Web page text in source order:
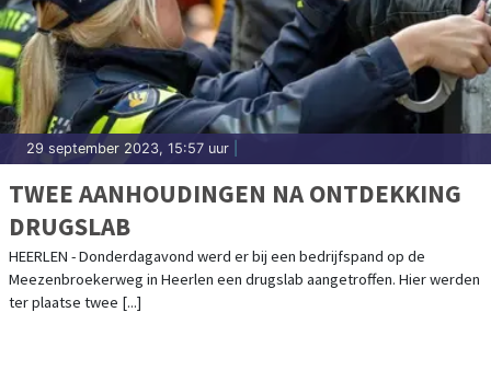
29 september 2023, 15:57 uur
TWEE AANHOUDINGEN NA ONTDEKKING
DRUGSLAB
HEERLEN - Donderdagavond werd er bij een bedrijfspand op de
Meezenbroekerweg in Heerlen een drugslab aangetroffen. Hier werden
ter plaatse twee [...]